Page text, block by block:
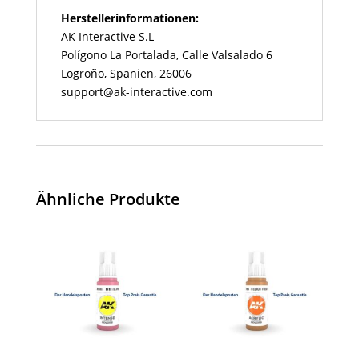
Herstellerinformationen:
AK Interactive S.L
Polígono La Portalada, Calle Valsalado 6
Logroño, Spanien, 26006
support@ak-interactive.com
Ähnliche Produkte